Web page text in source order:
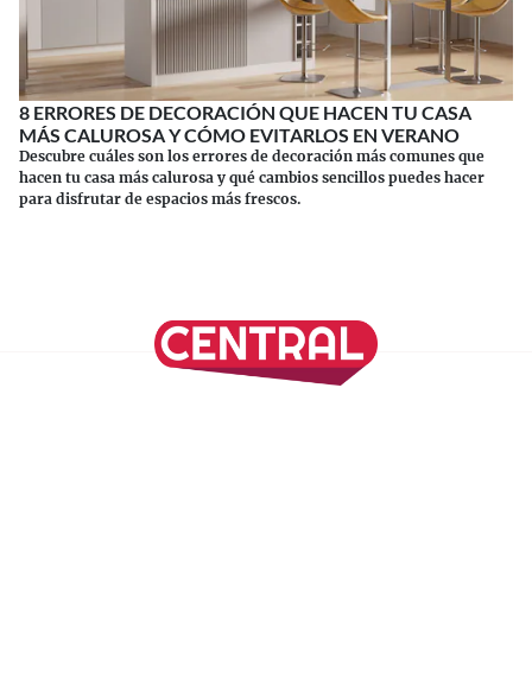
8 ERRORES DE DECORACIÓN QUE HACEN TU CASA
MÁS CALUROSA Y CÓMO EVITARLOS EN VERANO
Descubre cuáles son los errores de decoración más comunes que
hacen tu casa más calurosa y qué cambios sencillos puedes hacer
para disfrutar de espacios más frescos.